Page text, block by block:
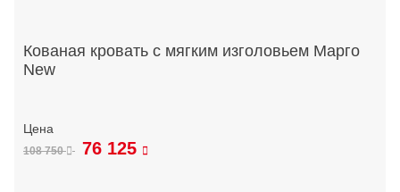
Кованая кровать с мягким изголовьем Марго
New
108 750 76 125